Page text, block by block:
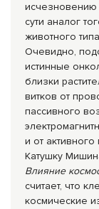
исчезновению
сути аналог
животного
Очевидно,
истинные
близки
витков от
пассивного
и от
Катушку
Влияние
считает, что
космические